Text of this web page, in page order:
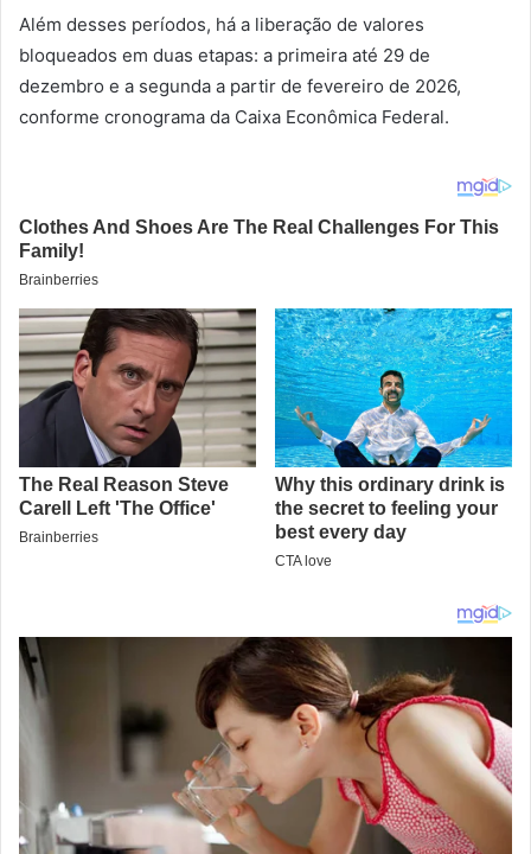
Além desses períodos, há a liberação de valores
bloqueados em duas etapas: a primeira até 29 de
dezembro e a segunda a partir de fevereiro de 2026,
conforme cronograma da Caixa Econômica Federal.